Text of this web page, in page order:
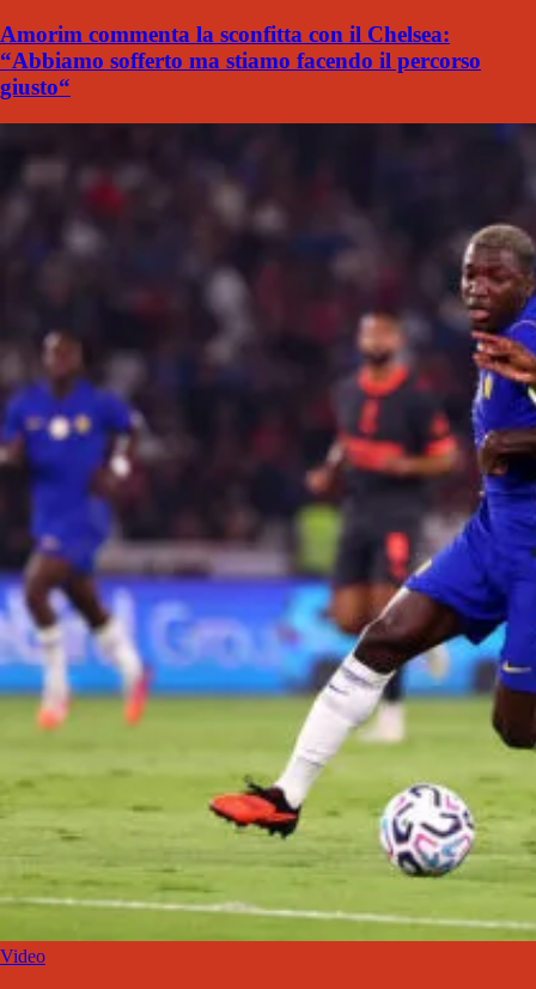
Amorim commenta la sconfitta con il Chelsea:
“Abbiamo sofferto ma stiamo facendo il percorso
giusto“
Video